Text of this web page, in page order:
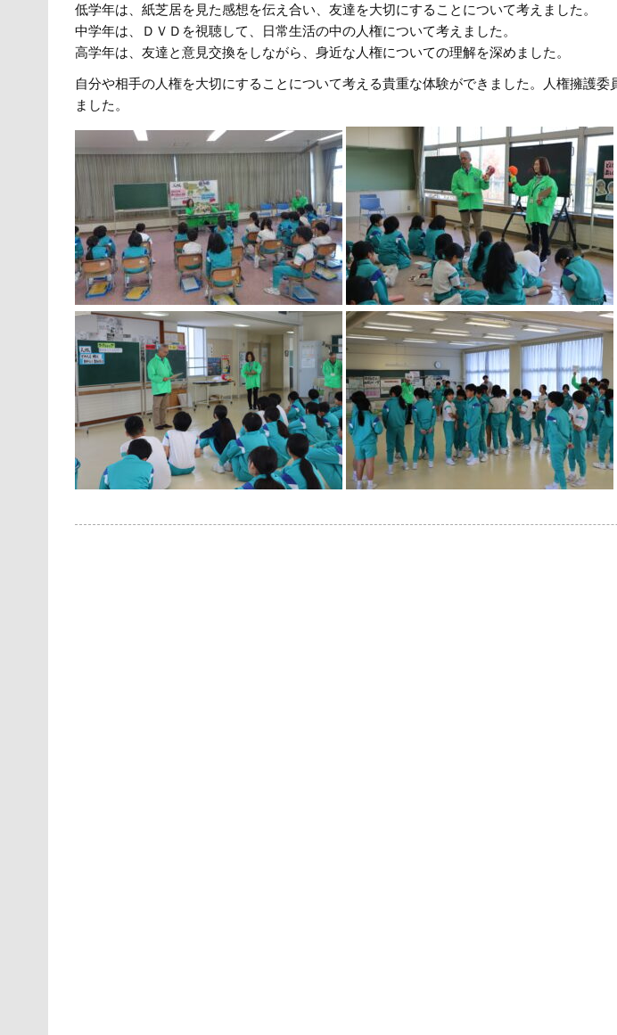
低学年は、紙芝居を見た感想を伝え合い、友達を大切にすることについて考えました。
中学年は、ＤＶＤを視聴して、日常生活の中の人権について考えました。
高学年は、友達と意見交換をしながら、身近な人権についての理解を深めました。
自分や相手の人権を大切にすることについて考える貴重な体験ができました。人権擁護委
ました。